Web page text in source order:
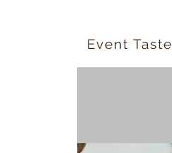
Event Taste